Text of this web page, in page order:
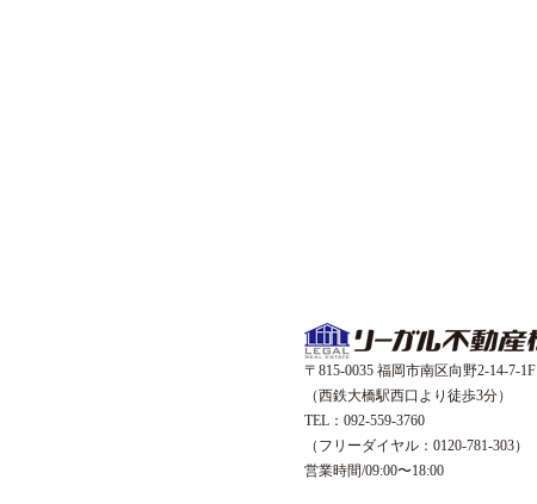
〒815-0035 福岡市南区向野2-14-7-1F
（西鉄大橋駅西口より徒歩3分）
TEL：092-559-3760
（フリーダイヤル：0120-781-303）
営業時間/09:00〜18:00